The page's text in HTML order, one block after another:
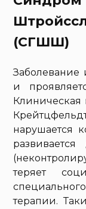
(СГШШ)
Заболевание
и
Клиническая
нарушается
теряет
терапии.